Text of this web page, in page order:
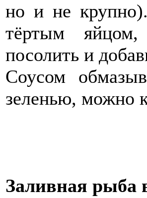
но и не
тёртым яйцом,
посолить и
Соусом
зеленью, можно
Заливная рыба